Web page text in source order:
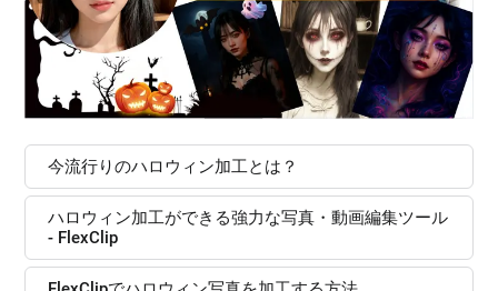
今流行りのハロウィン加工とは？
ハロウィン加工ができる強力な写真・動画編集ツール
- FlexClip